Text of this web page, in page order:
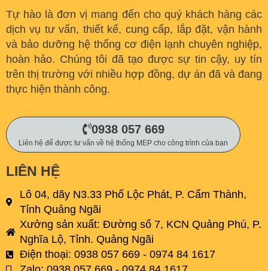
Tự hào là đơn vị mang đến cho quý khách hàng các
dịch vụ tư vấn, thiết kế, cung cấp, lắp đặt, vận hành
và bảo dưỡng hệ thống cơ điện lạnh chuyên nghiệp,
hoàn hảo. Chúng tôi đã tạo được sự tin cậy, uy tín
trên thị trường với nhiều hợp đồng, dự án đã và đang
thực hiện thành công.
0938 057 669
Liên hệ để được tư vấn về hệ thống MEP cho công trình của bạn
LIÊN HỆ
Lô 04, dãy N3.33 Phố Lộc Phát, P. Cẩm Thành,
Tỉnh Quảng Ngãi
Xưởng sản xuất: Đường số 7, KCN Quảng Phú, P.
Nghĩa Lộ, Tỉnh. Quảng Ngãi
Điện thoại: 0938 057 669 - 0974 84 1617